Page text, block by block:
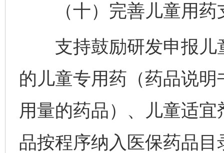
（十）完善儿童用药
支持鼓励研发申报儿
的儿童专用药（药品说
用量的药品）、儿童适
品按程序纳入医保药品